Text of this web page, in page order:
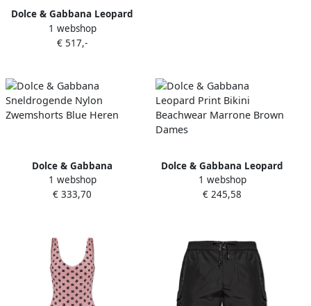
Dolce & Gabbana Leopard
Print Swim Shorts
Multicolor Heren
1 webshop
€ 517,-
Dolce & Gabbana
Sneldrogende Nylon
Zwemshorts Blue Heren
1 webshop
€ 333,70
Dolce & Gabbana Leopard
Print Bikini Beachwear
Marrone Brown Dames
1 webshop
€ 245,58